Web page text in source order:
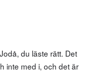
du läste rätt. Det
inte med i, och det är